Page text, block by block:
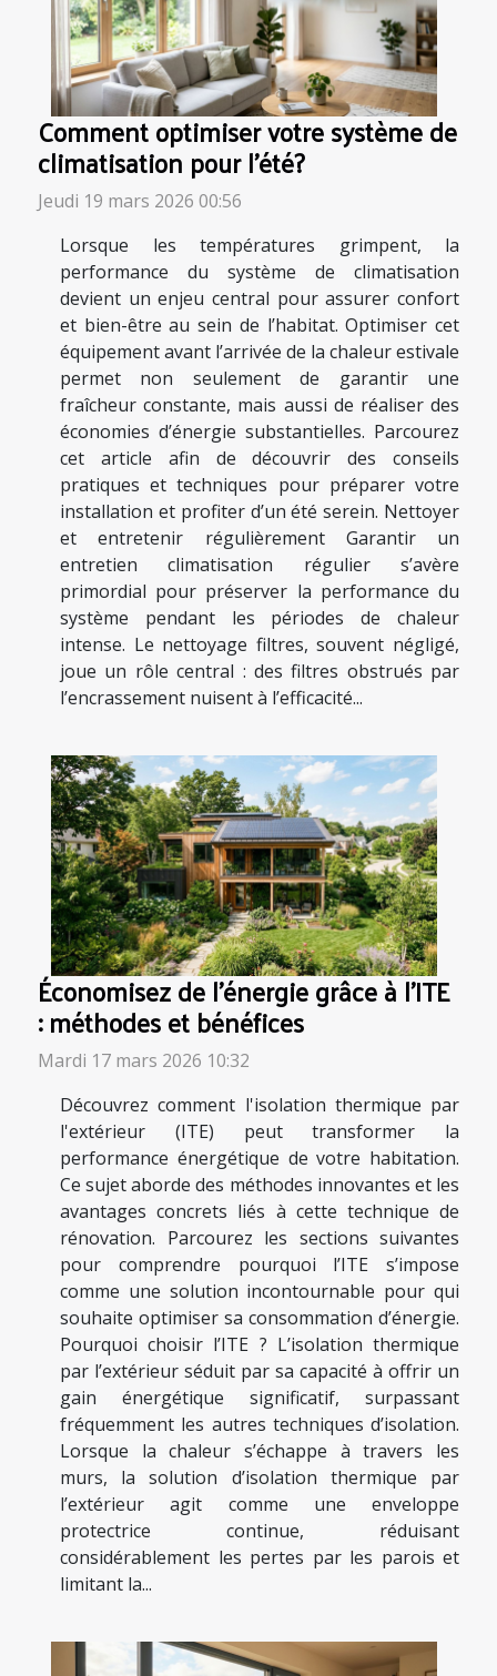
Comment optimiser votre système de
climatisation pour l'été?
Jeudi 19 mars 2026 00:56
Lorsque les températures grimpent, la
performance du système de climatisation
devient un enjeu central pour assurer confort
et bien-être au sein de l’habitat. Optimiser cet
équipement avant l’arrivée de la chaleur estivale
permet non seulement de garantir une
fraîcheur constante, mais aussi de réaliser des
économies d’énergie substantielles. Parcourez
cet article afin de découvrir des conseils
pratiques et techniques pour préparer votre
installation et profiter d’un été serein. Nettoyer
et entretenir régulièrement Garantir un
entretien climatisation régulier s’avère
primordial pour préserver la performance du
système pendant les périodes de chaleur
intense. Le nettoyage filtres, souvent négligé,
joue un rôle central : des filtres obstrués par
l’encrassement nuisent à l’efficacité...
Économisez de l'énergie grâce à l'ITE
: méthodes et bénéfices
Mardi 17 mars 2026 10:32
Découvrez comment l'isolation thermique par
l'extérieur (ITE) peut transformer la
performance énergétique de votre habitation.
Ce sujet aborde des méthodes innovantes et les
avantages concrets liés à cette technique de
rénovation. Parcourez les sections suivantes
pour comprendre pourquoi l’ITE s’impose
comme une solution incontournable pour qui
souhaite optimiser sa consommation d’énergie.
Pourquoi choisir l’ITE ? L’isolation thermique
par l’extérieur séduit par sa capacité à offrir un
gain énergétique significatif, surpassant
fréquemment les autres techniques d’isolation.
Lorsque la chaleur s’échappe à travers les
murs, la solution d’isolation thermique par
l’extérieur agit comme une enveloppe
protectrice continue, réduisant
considérablement les pertes par les parois et
limitant la...